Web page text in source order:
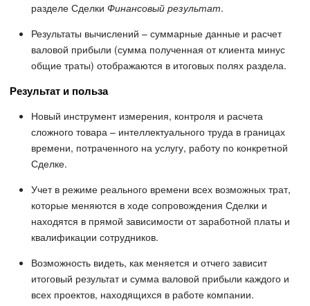
разделе Сделки Финансовый результат.
Результаты вычислений – суммарные данные и расчет
валовой прибыли (сумма полученная от клиента минус
общие траты) отображаются в итоговых полях раздела.
Результат и польза
Новый инструмент измерения, контроля и расчета
сложного товара – интеллектуального труда в границах
времени, потраченного на услугу, работу по конкретной
Сделке.
Учет в режиме реального времени всех возможных трат,
которые меняются в ходе сопровождения Сделки и
находятся в прямой зависимости от заработной платы и
квалификации сотрудников.
Возможность видеть, как меняется и отчего зависит
итоговый результат и сумма валовой прибыли каждого и
всех проектов, находящихся в работе компании.